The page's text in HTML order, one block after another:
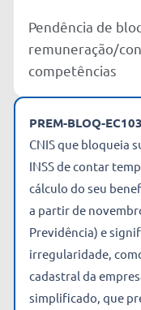
Pendência de
remuneração/
competências
PREM-BLOQ-EC103
CNIS que bloqueia
INSS de contar
cálculo do seu
a partir de
Previdência) e
irregularidade,
cadastral da
simplificado, que